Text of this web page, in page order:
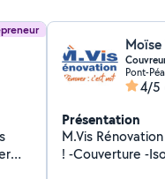
Pont-
4/5
Présentation
M.Vis
! -Couverture -